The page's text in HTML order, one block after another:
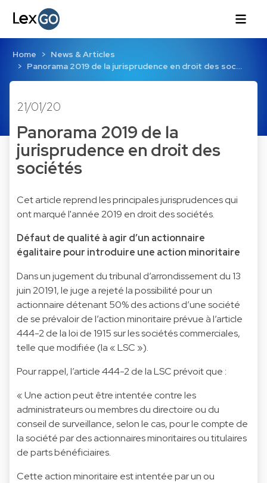
Home
News & Articles
Panorama 2019 de la jurisprudence en droit des soc…
21/01/20
Panorama 2019 de la
jurisprudence en droit des
sociétés
Cet article reprend les principales jurisprudences qui
ont marqué l'année 2019 en droit des sociétés.
Défaut de qualité à agir d’un actionnaire
égalitaire pour introduire une action minoritaire
Dans un jugement du tribunal d’arrondissement du 13
juin 20191, le juge a rejeté la possibilité pour un
actionnaire détenant 50% des actions d’une société
de se prévaloir de l’action minoritaire prévue à l’article
444-2 de la loi de 1915 sur les sociétés commerciales,
telle que modifiée (la « LSC »).
Pour rappel, l’article 444-2 de la LSC prévoit que :
« Une action peut être intentée contre les
administrateurs ou membres du directoire ou du
conseil de surveillance, selon le cas, pour le compte de
la société par des actionnaires minoritaires ou titulaires
de parts bénéficiaires.
Cette action minoritaire est intentée par un ou